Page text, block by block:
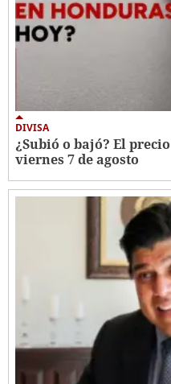
DIVISA
¿Subió o bajó? El
viernes 7 de agosto